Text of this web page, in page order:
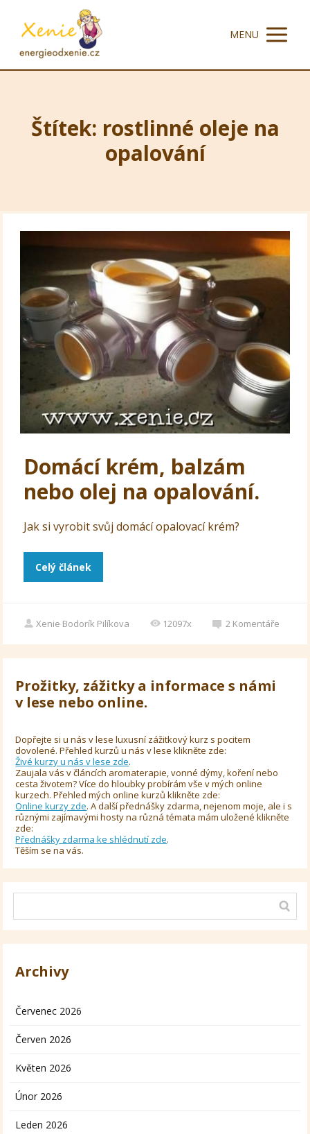
MENU
Štítek: rostlinné oleje na
opalování
Domácí krém, balzám
nebo olej na opalování.
Jak si vyrobit svůj domácí opalovací krém?
Celý článek
Xenie Bodorík Pilíkova 12097x 2 Komentáře
Prožitky, zážitky a informace s námi
v lese nebo online.
Dopřejte si u nás v lese luxusní zážitkový kurz s pocitem
dovolené. Přehled kurzů u nás v lese klikněte zde:
Živé kurzy u nás v lese zde.
Zaujala vás v článcích aromaterapie, vonné dýmy, koření nebo
cesta životem? Více do hloubky probírám vše v mých online
kurzech. Přehled mých online kurzů klikněte zde:
Online kurzy zde. A další přednášky zdarma, nejenom moje, ale i s
různými zajímavými hosty na různá témata mám uložené klikněte
zde:
Přednášky zdarma ke shlédnutí zde.
Těším se na vás.
Archivy
Červenec 2026
Červen 2026
Květen 2026
Únor 2026
Leden 2026